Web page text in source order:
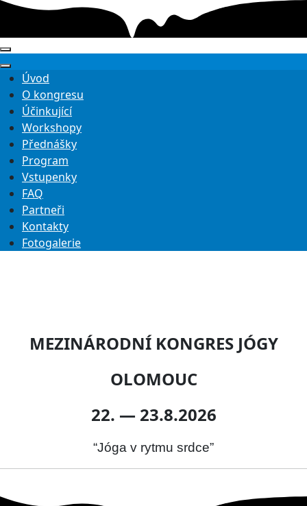
Úvod
O kongresu
Účinkující
Workshopy
Přednášky
Program
Vstupenky
FAQ
Partneři
Kontakty
Fotogalerie
MEZINÁRODNÍ KONGRES JÓGY
OLOMOUC
22. — 23.8.2026
“Jóga v rytmu srdce”